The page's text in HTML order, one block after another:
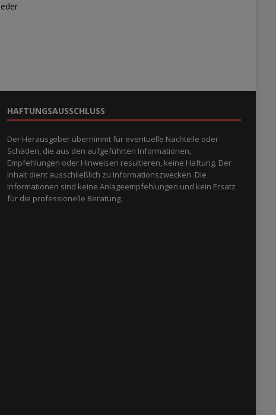
HAFTUNGSAUSSCHLUSS
Der Herausgeber übernimmt für eventuelle Nachteile oder
Schäden, die aus den aufgeführten Informationen,
Empfehlungen oder Hinweisen resultieren, keine Haftung. Der
Inhalt dient ausschließlich zu Informationszwecken. Die
Informationen sind keine Anlageempfehlungen und kein Ersatz
für die professionelle Beratung.